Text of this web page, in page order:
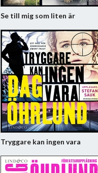
Se till mig som liten är
Tryggare kan ingen vara